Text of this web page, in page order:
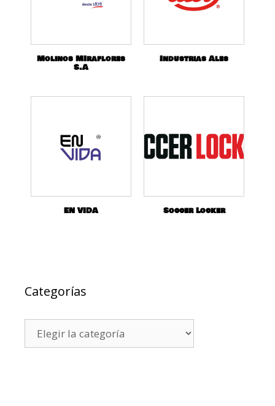
Molinos MIraflores
S.A
Industrias Ales
EN VIDA Soccer Locker
Categorías